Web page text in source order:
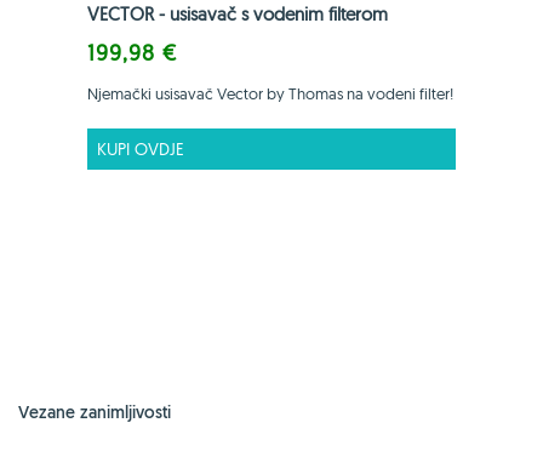
VECTOR - usisavač s vodenim filterom
199,98 €
Njemački usisavač Vector by Thomas na vodeni filter!
KUPI OVDJE
Vezane zanimljivosti